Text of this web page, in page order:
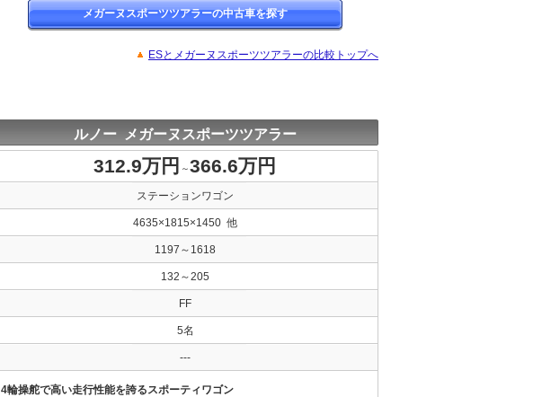
メガーヌスポーツツアラーの中古車を探す
ESとメガーヌスポーツツアラーの比較トップへ
ルノー メガーヌスポーツツアラー
312.9万円 ～366.6万円
ステーションワゴン
4635×1815×1450 他
1197～1618
132～205
FF
5名
---
4輪操舵で高い走行性能を誇るスポーティワゴン